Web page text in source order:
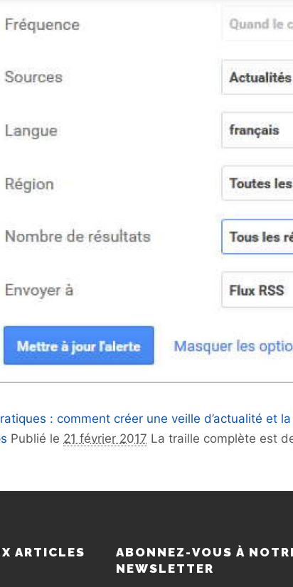
: comment créer une veille d’actualité et
Publié le 21 février 2017 La traille complète est
ARTICLES
ABONNEZ-VOUS À
NEWSLETTER